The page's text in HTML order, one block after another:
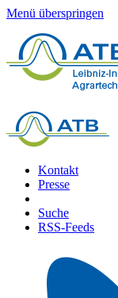
Menü überspringen
Kontakt
Presse
Suche
RSS-Feeds